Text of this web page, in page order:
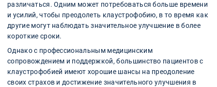
различаться. Одним может потребоваться больше времени
и усилий, чтобы преодолеть клаустрофобию, в то время как
другие могут наблюдать значительное улучшение в более
короткие сроки.
Однако с профессиональным медицинским
сопровождением и поддержкой, большинство пациентов с
клаустрофобией имеют хорошие шансы на преодоление
своих страхов и достижение значительного улучшения в